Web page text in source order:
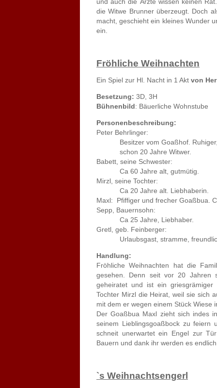
und auch die Ärzte wissen keinen
die Witwe Brunner überzeugt. Doch
macht, geschieht ein kleines Wunder
ein.
Fröhliche Weihnachten
Ein Spiel zur Hl. Nacht in 1 Akt von
Besetzung: 3D, 3H
Bühnenbild: Bäuerliche Wohnstube
Personenbeschreibung:
Peter Behrlinger:
Besitzer vom Goaßhof. Ruhiger,
schon 20 Jahre Witwer.
Babett, seine Schwester:
Ca 60 Jahre alt, gutmütig.
Mirzl, seine Tochter:
Ca 20 Jahre alt. Liebhaberin.
Maxl: Pfiffiger und frecher Goaßbua.
Sepp, Bauernsohn:
Ca 25 Jahre, Liebhaber.
Gretl, geb. Feinberger:
Urlaubsgast, stramme,
Handlung:
Fröhliche Weihnachten hat die
gesehen. Denn seit vor 20 Jahren
geheiratet und ist ein
Tochter Mirzl die Heirat, weil sie sich
mit dem er wegen einem Stück Wiese
Der Goaßbua Maxl zieht sich indes
seinem Lieblingsgoaßbock zu feiern
schneit unerwartet ein Engel zur
Bauern und dank ihr werden es
`s Weihnachtsengerl